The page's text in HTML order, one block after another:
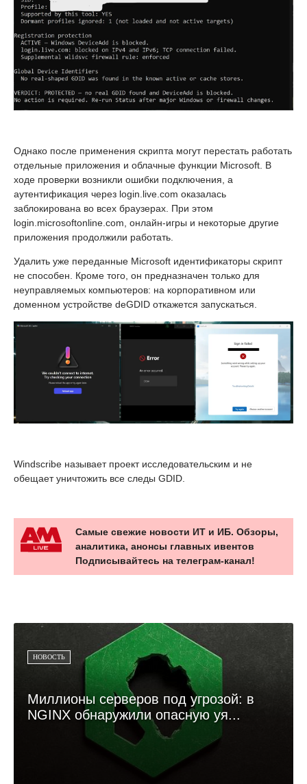
Однако после применения скрипта могут перестать работать
отдельные приложения и облачные функции Microsoft. В
ходе проверки возникли ошибки подключения, а
аутентификация через login.live.com оказалась
заблокирована во всех браузерах. При этом
login.microsoftonline.com, онлайн-игры и некоторые другие
приложения продолжили работать.
Удалить уже переданные Microsoft идентификаторы скрипт
не способен. Кроме того, он предназначен только для
неуправляемых компьютеров: на корпоративном или
доменном устройстве deGDID откажется запускаться.
Windscribe называет проект исследовательским и не
обещает уничтожить все следы GDID.
Самые свежие новости ИТ и ИБ. Обзоры,
аналитика, анонсы главных ивентов
Подписывайтесь на телеграм-канал!
НОВОСТЬ
Миллионы серверов под угрозой: в
NGINX обнаружили опасную уя...